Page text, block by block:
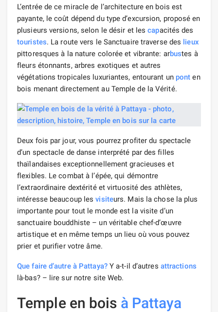
L’entrée de ce miracle de l’architecture en bois est
payante, le coût dépend du type d’excursion, proposé en
plusieurs versions, selon le désir et lescapacités des
touristes. La route vers le Sanctuaire traverse des lieux
pittoresques à la nature colorée et vibrante: arbustes à
fleurs étonnants, arbres exotiques et autres
végétations tropicales luxuriantes, entourant un pont en
bois menant directement au Temple de la Vérité.
Deux fois par jour, vous pourrez profiter du spectacle
d’un spectacle de danse interprété par des filles
thaïlandaises exceptionnellement gracieuses et
flexibles. Le combat à l’épée, qui démontre
l’extraordinaire dextérité et virtuosité des athlètes,
intéresse beaucoup lesvisiteurs. Mais la chose la plus
importante pour tout le monde est la visite d’un
sanctuaire bouddhiste – un véritable chef-d’œuvre
artistique et en même temps un lieu où vous pouvez
prier et purifier votre âme.
Que faire d’autre à Pattaya?Y a-t-il d’autres attractions
là-bas? – lire sur notre site Web.
Temple en bois à Pattaya